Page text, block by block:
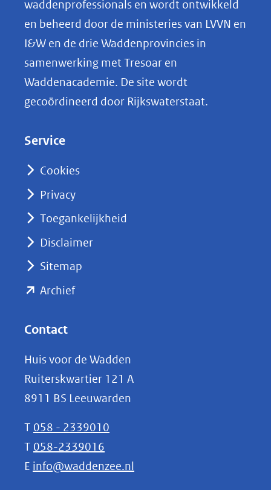
p
k
e
nieuw
naar
waddenprofessionals en wordt ontwikkeld
en beheerd door de ministeries van LVVN en
I&W en de drie Waddenprovincies in
samenwerking met Tresoar en
Waddenacademie. De site wordt
gecoördineerd door Rijkswaterstaat.
Service
Cookies
Privacy
Toegankelijkheid
Disclaimer
Sitemap
Archief(opent
(verwijst
naar
een
andere
website)
Contact
Huis voor de Wadden
Ruiterskwartier 121 A
8911 BS Leeuwarden
T 058 - 2339010
T 058-2339016
E info@waddenzee.nl